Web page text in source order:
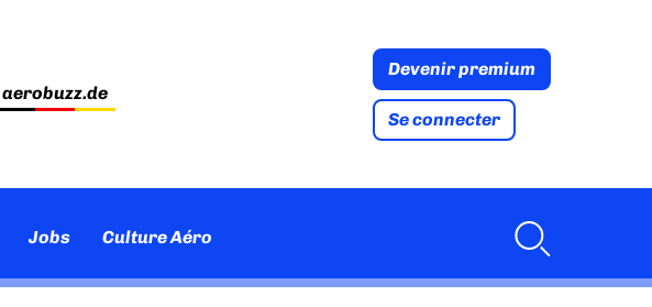
aerobuzz.de
Devenir premium
Se connecter
Jobs Culture Aéro